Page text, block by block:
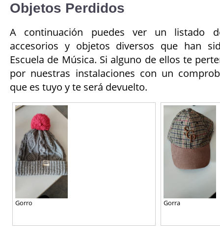
Objetos Perdidos
A continuación puedes ver un listado
accesorios y objetos diversos que han
Escuela de Música. Si alguno de ellos te
por nuestras instalaciones con un
que es tuyo y te será devuelto.
Gorro Gorra